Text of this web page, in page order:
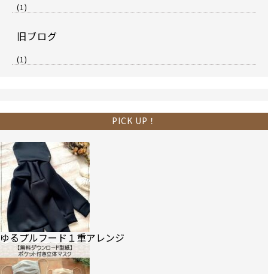
(1)
旧ブログ
(1)
PICK UP！
ゆるプルフード１重アレンジ